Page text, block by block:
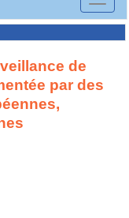
de
par des